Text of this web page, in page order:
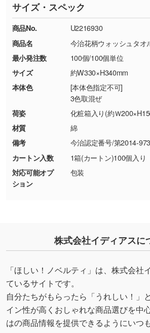
す。→詳しく見る
・コーポレートカラーを使って印
刷色にこだわりがある
DIC・PANTONEなどのカラーチッ
現物支給による色指定も承ってお
しく見る
・背景がある画像からキャラクタ
シンプルな背景のデータや、使い
ター部分の輪郭がはっきりしてい
り抜き処理が可能です。→詳しく
・持っているデータの背景が足り
能です。→詳しく見る
を生成してほしい
URLをご指定いただければ、QRコ
いたします。配置のご相談にも応
→詳しく見る
※詳しくは「商品の良品基準につい
ください。
【返品・交換ができない場合】
・お客様の元で商品を加工された
商品が破損した場合
・商品到着後7日以上経過している
・お客様のご都合による返品・交
品・色・数量などの注文間違い等)
TEL：0422-29-9911 営業時間
18:00(土日祝日除く)
サイズ・スペック
商品No.
U2216930
商品名
今治花柄ウォッシュタオ
最小発注数
100個/100個単位
サイズ
約W330×H340mm
本体色
[本体色指定不可]
3色取混ぜ
荷姿
化粧箱入り(約Ｗ
材質
綿
備考
今治認定番号/第2014-
カートン入数
1箱(カートン)100個入り
対応可能オプ
ション
包装
株式会社イディアスに
「ほしい！ノベルティ」は、株式会社
ているサイトです。
自分たちがもらったら「うれしい！」
イン性が高くおしゃれな商品選びを中
はの商品情報を提供できるようにいつ